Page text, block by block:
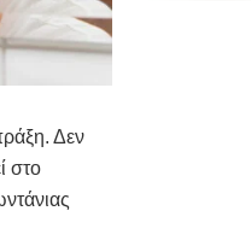
Δεν
στο